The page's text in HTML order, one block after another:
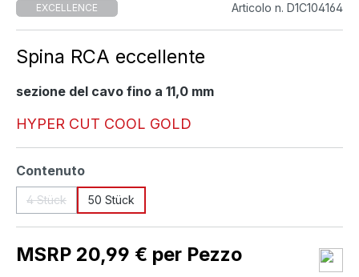
EXCELLENCE Articolo n. D1C104164
Spina RCA eccellente
sezione del cavo fino a 11,0 mm
HYPER CUT COOL GOLD
Seleziona
Contenuto
4 Stück 50 Stück
MSRP 20,99 € per Pezzo